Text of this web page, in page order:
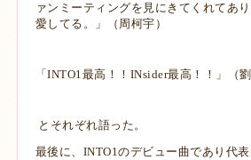
ァンミーティングを 見にきてくれてあ
愛してる。」（周柯宇）
「INTO1最高！！INsider最高！！」（劉
とそれぞれ語った。
最後に、INTO1のデビュー曲であり代表